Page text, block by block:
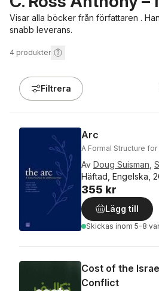
Visar alla böcker från författaren .
snabb leverans.
4 produkter
Filtrera
Arc
A Formal Structure
Av Doug Suisman
Häftad, Engelska,
355 kr
Lägg till
Skickas inom 5-8
Cost of the
Conflict